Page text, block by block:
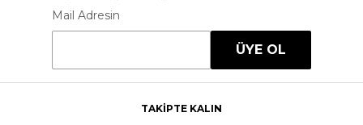
Mail Adresin
ÜYE OL
TAKİPTE KALIN